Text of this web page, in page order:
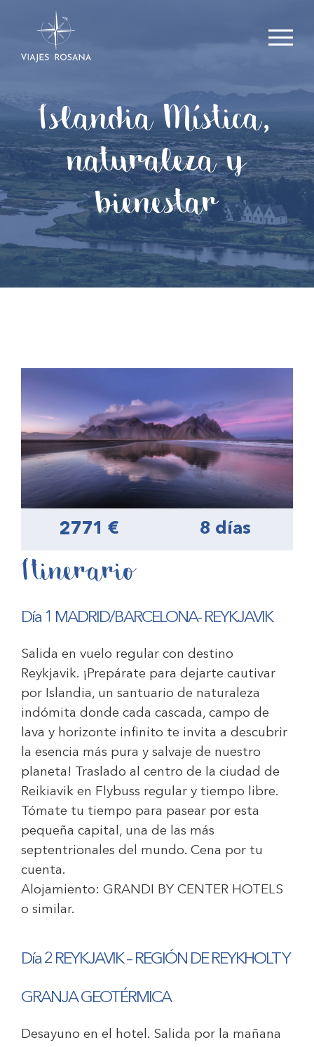
Islandia Mística,
naturaleza y
bienestar
2771 € 8 días
Itinerario
Día 1 MADRID/BARCELONA- REYKJAVIK
Salida en vuelo regular con destino
Reykjavik. ¡Prepárate para dejarte cautivar
por Islandia, un santuario de naturaleza
indómita donde cada cascada, campo de
lava y horizonte infinito te invita a descubrir
la esencia más pura y salvaje de nuestro
planeta! Traslado al centro de la ciudad de
Reikiavik en Flybuss regular y tiempo libre.
Tómate tu tiempo para pasear por esta
pequeña capital, una de las más
septentrionales del mundo. Cena por tu
cuenta.
Alojamiento: GRANDI BY CENTER HOTELS
o similar.
Día 2 REYKJAVIK – REGIÓN DE REYKHOLT Y
GRANJA GEOTÉRMICA
Desayuno en el hotel. Salida por la mañana